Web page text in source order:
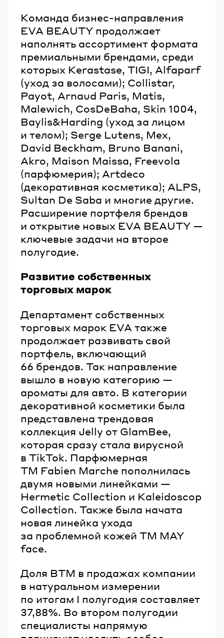
Команда бизнес-направления
EVA BEAUTY продолжает
наполнять ассортимент формата
премиальными брендами, среди
которых Kerastase, TIGI, Alfaparf
(уход за волосами); Collistar,
Payot, Arnaud Paris, Matis,
Malewich, CosDeBaha, Skin 1004,
Baylis&Harding (уход за лицом
и телом); Serge Lutens, Mex,
David Beckham, Bruno Banani,
Akro, Maison Maissa, Freevola
(парфюмерия); Artdeco
(декоративная косметика); ALPS,
Sultan De Saba и многие другие.
Расширение портфеля брендов
и открытие новых EVA BEAUTY —
ключевые задачи на второе
полугодие.
Развитие собственных
торговых марок
Департамент собственных
торговых марок EVA также
продолжает развивать свой
портфель, включающий
66 брендов. Так направление
вышло в новую категорию —
ароматы для авто. В категории
декоративной косметики была
представлена трендовая
коллекция Jelly от GlamBee,
которая сразу стала вирусной
в TikTok. Парфюмерная
ТМ Fabien Marche пополнилась
двумя новыми линейками —
Hermetic Collection и Kaleidoscop
Collection. Также была начата
новая линейка ухода
за проблемной кожей ТМ MAY
face.
Доля ВТМ в продажах компании
в натуральном измерении
по итогам I полугодия составляет
37,88%. Во втором полугодии
специалисты напрямую